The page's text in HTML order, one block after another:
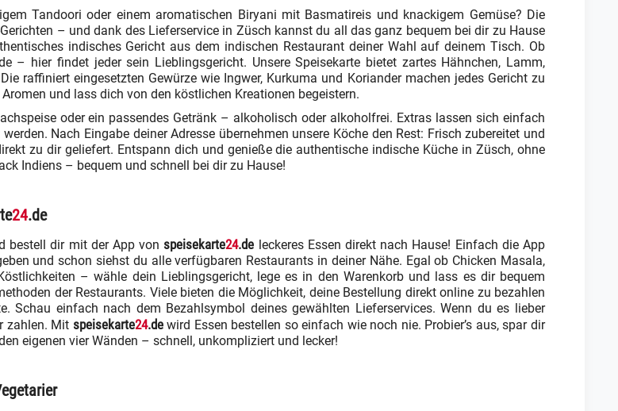
Tandoori oder einem aromatischen Biryani mit Basmatireis und knackigem Gemüse? Die
– und dank des Lieferservice in Züsch kannst du all das ganz bequem bei dir zu Hause
indisches Gericht aus dem indischen Restaurant deiner Wahl auf deinem Tisch. Ob
– hier findet jeder sein Lieblingsgericht. Unsere Speisekarte bietet zartes Hähnchen, Lamm,
raffiniert eingesetzten Gewürze wie Ingwer, Kurkuma und Koriander machen jedes Gericht zu
und lass dich von den köstlichen Kreationen begeistern.
oder ein passendes Getränk – alkoholisch oder alkoholfrei. Extras lassen sich einfach
Nach Eingabe deiner Adresse übernehmen unsere Köche den Rest: Frisch zubereitet und
zu dir geliefert. Entspann dich und genieße die authentische indische Küche in Züsch, ohne
Indiens – bequem und schnell bei dir zu Hause!
24.de
bestell dir mit der App von speisekarte24.de leckeres Essen direkt nach Hause! Einfach die App
und schon siehst du alle verfügbaren Restaurants in deiner Nähe. Egal ob Chicken Masala,
– wähle dein Lieblingsgericht, lege es in den Warenkorb und lass es dir bequem
der Restaurants. Viele bieten die Möglichkeit, deine Bestellung direkt online zu bezahlen
Schau einfach nach dem Bezahlsymbol deines gewählten Lieferservices. Wenn du es lieber
zahlen. Mit speisekarte24.dewird Essen bestellen so einfach wie noch nie. Probier’s aus, spar dir
eigenen vier Wänden – schnell, unkompliziert und lecker!